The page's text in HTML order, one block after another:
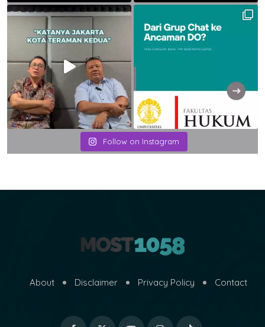
Follow on Instagram
About Disclaimer Privacy Policy Contact